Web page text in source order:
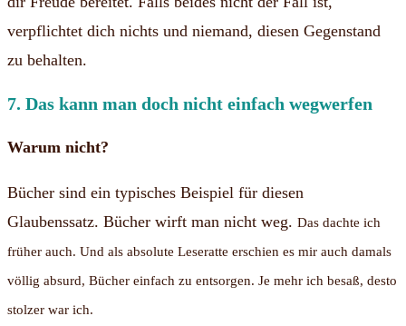
verpflichtet dich nichts und niemand, diesen Gegenstand
zu behalten.
7. Das kann man doch nicht einfach wegwerfen
Warum nicht?
Bücher sind ein typisches Beispiel für diesen
Glaubenssatz. Bücher wirft man nicht weg. Das dachte ich
früher auch. Und als absolute Leseratte erschien es mir auch damals
völlig absurd, Bücher einfach zu entsorgen. Je mehr ich besaß, desto
stolzer war ich.